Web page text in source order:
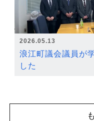
2026.05.13
浪江町議会議員が
した